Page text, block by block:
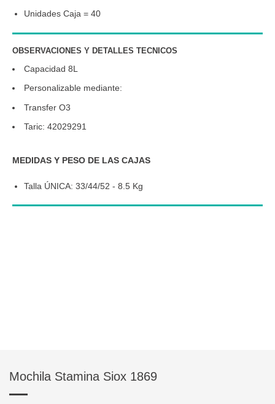
Unidades Caja = 40
OBSERVACIONES Y DETALLES TECNICOS
Capacidad 8L
Personalizable mediante:
Transfer O3
Taric: 42029291
MEDIDAS Y PESO DE LAS CAJAS
Talla ÚNICA: 33/44/52 - 8.5 Kg
Mochila Stamina Siox 1869